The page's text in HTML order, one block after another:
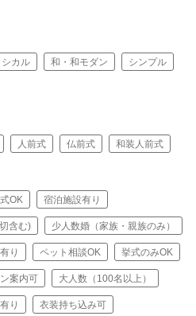
シカル 和・和モダン シンプル
人前式 仏前式 和装人前式
OK 宿泊施設有り
含む) 少人数婚（家族・親族のみ）
り ペット相談OK 挙式のみOK
案内可 大人数（100名以上）
り 衣装持ち込み可